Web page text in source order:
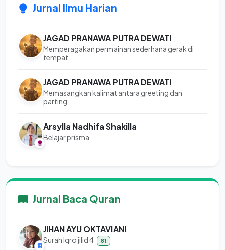
Jurnal Ilmu Harian
JAGAD PRANAWA PUTRA DEWATI
Memperagakan permainan sederhana gerak di
tempat
JAGAD PRANAWA PUTRA DEWATI
Memasangkan kalimat antara greeting dan
parting
Arsylla Nadhifa Shakilla
Belajar prisma
Jurnal Baca Quran
JIHAN AYU OKTAVIANI
Surah Iqro jilid 4 81